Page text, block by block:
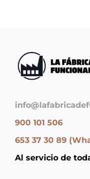
900 101 506
653 37 30 89
Al servicio de